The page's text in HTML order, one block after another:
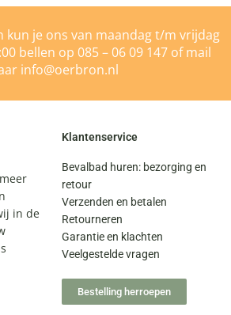
kun je ons van maandag t/m vrijdag
bellen op 085 – 06 09 147 of mail
info@oerbron.nl
in de
Klantenservice
Bevalbad huren: bezorging en
retour
Verzenden en betalen
Retourneren
Garantie en klachten
Veelgestelde vragen
Bestelling herroepen